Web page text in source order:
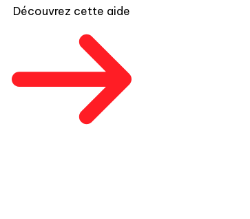
Découvrez cette aide